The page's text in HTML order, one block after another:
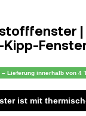
|
Kipp-
– Lieferung innerhalb von 4
ist mit